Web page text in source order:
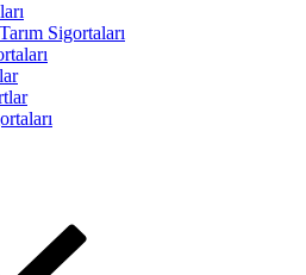
Sigortaları